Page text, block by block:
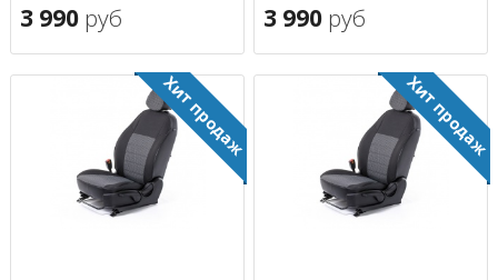
3 990 руб 3 990 руб